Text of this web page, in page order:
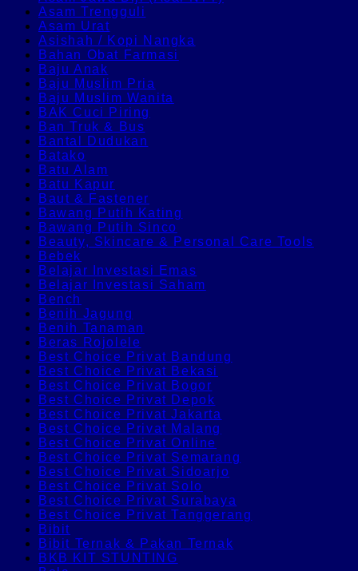
Asam Trengguli
Asam Urat
Asishah / Kopi Nangka
Bahan Obat Farmasi
Baju Anak
Baju Muslim Pria
Baju Muslim Wanita
BAK Cuci Piring
Ban Truk & Bus
Bantal Dudukan
Batako
Batu Alam
Batu Kapur
Baut & Fastener
Bawang Putih Kating
Bawang Putih Sinco
Beauty, Skincare & Personal Care Tools
Bebek
Belajar Investasi Emas
Belajar Investasi Saham
Bench
Benih Jagung
Benih Tanaman
Beras Rojolele
Best Choice Privat Bandung
Best Choice Privat Bekasi
Best Choice Privat Bogor
Best Choice Privat Depok
Best Choice Privat Jakarta
Best Choice Privat Malang
Best Choice Privat Online
Best Choice Privat Semarang
Best Choice Privat Sidoarjo
Best Choice Privat Solo
Best Choice Privat Surabaya
Best Choice Privat Tanggerang
Bibit
Bibit Ternak & Pakan Ternak
BKB KIT STUNTING